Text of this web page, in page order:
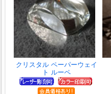
クリスタル ペーパーウェイ
ト ルーペ